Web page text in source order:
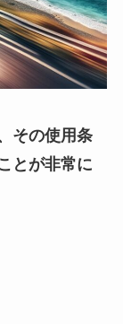
その使用条
とが非常に